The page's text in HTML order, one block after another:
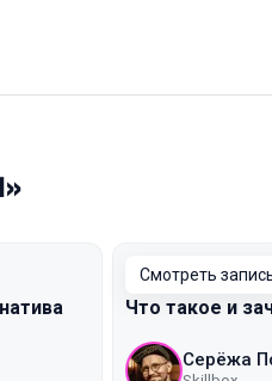
Смотреть
Что такое и
Серёжа